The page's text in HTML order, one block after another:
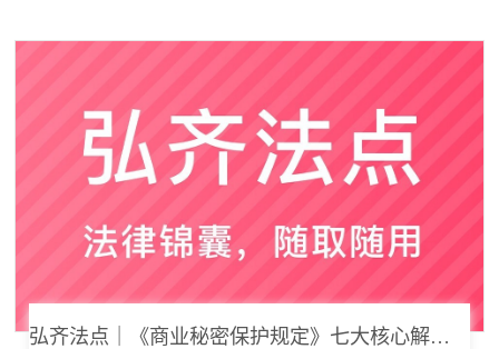
弘齐法点｜《商业秘密保护规定》七大核心解读，浅谈企业商业秘密合规管理新思路